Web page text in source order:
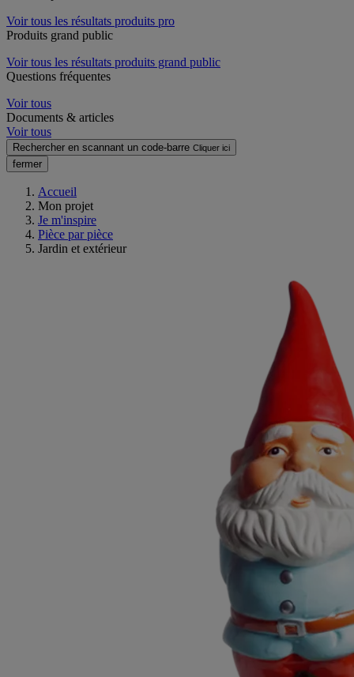
Voir tous les résultats produits pro
Produits grand public
Voir tous les résultats produits grand public
Questions fréquentes
Voir tous
Documents & articles
Voir tous
Rechercher en scannant un code-barre Cliquer ici
fermer
Accueil
Mon projet
Je m'inspire
Pièce par pièce
Jardin et extérieur